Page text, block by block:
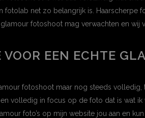
fotolab net zo belangrijk is. Haarscherpe
glamour fotoshoot mag verwachten en wij
VOOR EEN ECHTE
fotoshoot maar nog steeds
en volledig in focus op de foto dat is wat
foto’s op mijn website jou aan en